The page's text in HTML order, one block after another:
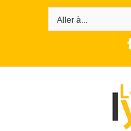
Aller à...